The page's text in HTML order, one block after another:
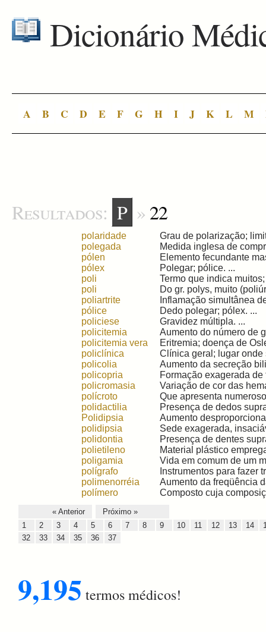
Dicionário
A B C D E F G H I J K L M
Resultados: P » 22
polaridade
Grau de polarização;
polegada
Medida inglesa de
pólen
Elemento fecundante
pólex
Polegar; pólice. ...
poli
Termo que indica
poli
Do gr. polys, muito
poliartrite
Inflamação simultânea
pólice
Dedo polegar; pólex. ...
policiese
Gravidez múltipla. ...
policitemia
Aumento do número de
policitemia vera
Eritremia; doença de
policlínica
Clínica geral; lugar onde
policolia
Aumento da secreção
policopria
Formação exagerada de
policromasia
Variação de cor das
polícroto
Que apresenta
polidactilia
Presença de dedos
Polidipsia
Aumento
polidipsia
Sede exagerada,
polidontia
Presença de dentes
polietileno
Material plástico
poligamia
Vida em comum de um
polígrafo
Instrumentos para fazer
polimenorréia
Aumento da freqüência
polímero
Composto cuja
« Anterior
Próximo »
1
2 3 4 5 6 7 8 9 10 11 12 13 14
32
33 34 35 36 37
9,195 termos médicos!